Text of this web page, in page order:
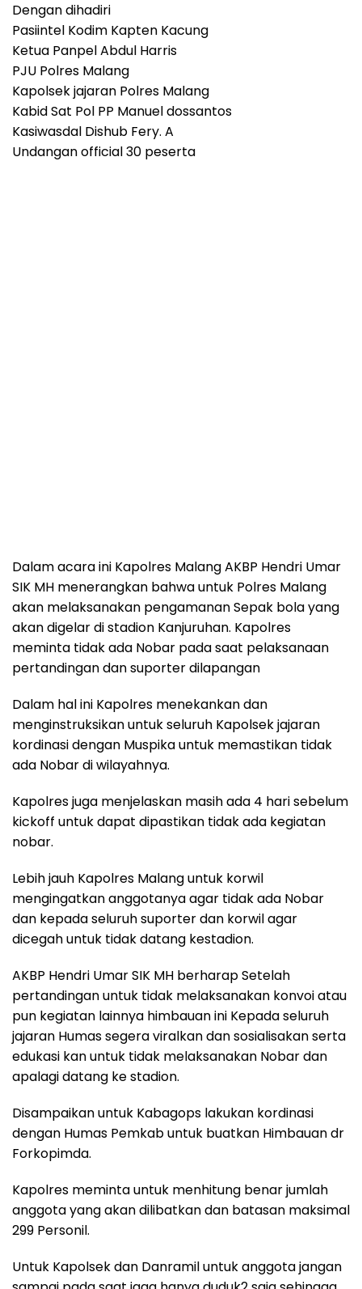
Dengan dihadiri
Pasiintel Kodim Kapten Kacung
Ketua Panpel Abdul Harris
PJU Polres Malang
Kapolsek jajaran Polres Malang
Kabid Sat Pol PP Manuel dossantos
Kasiwasdal Dishub Fery. A
Undangan official 30 peserta
Dalam acara ini Kapolres Malang AKBP Hendri Umar
SIK MH menerangkan bahwa untuk Polres Malang
akan melaksanakan pengamanan Sepak bola yang
akan digelar di stadion Kanjuruhan. Kapolres
meminta tidak ada Nobar pada saat pelaksanaan
pertandingan dan suporter dilapangan
Dalam hal ini Kapolres menekankan dan
menginstruksikan untuk seluruh Kapolsek jajaran
kordinasi dengan Muspika untuk memastikan tidak
ada Nobar di wilayahnya.
Kapolres juga menjelaskan masih ada 4 hari sebelum
kickoff untuk dapat dipastikan tidak ada kegiatan
nobar.
Lebih jauh Kapolres Malang untuk korwil
mengingatkan anggotanya agar tidak ada Nobar
dan kepada seluruh suporter dan korwil agar
dicegah untuk tidak datang kestadion.
AKBP Hendri Umar SIK MH berharap Setelah
pertandingan untuk tidak melaksanakan konvoi atau
pun kegiatan lainnya himbauan ini Kepada seluruh
jajaran Humas segera viralkan dan sosialisakan serta
edukasi kan untuk tidak melaksanakan Nobar dan
apalagi datang ke stadion.
Disampaikan untuk Kabagops lakukan kordinasi
dengan Humas Pemkab untuk buatkan Himbauan dr
Forkopimda.
Kapolres meminta untuk menhitung benar jumlah
anggota yang akan dilibatkan dan batasan maksimal
299 Personil.
Untuk Kapolsek dan Danramil untuk anggota jangan